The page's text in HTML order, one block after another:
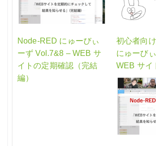
Node-RED にゅーびぃ
ーず Vol.7&8 – WEB サ
イトの定期確認（完結
編）
初心者向
にゅーび
WEB サイ